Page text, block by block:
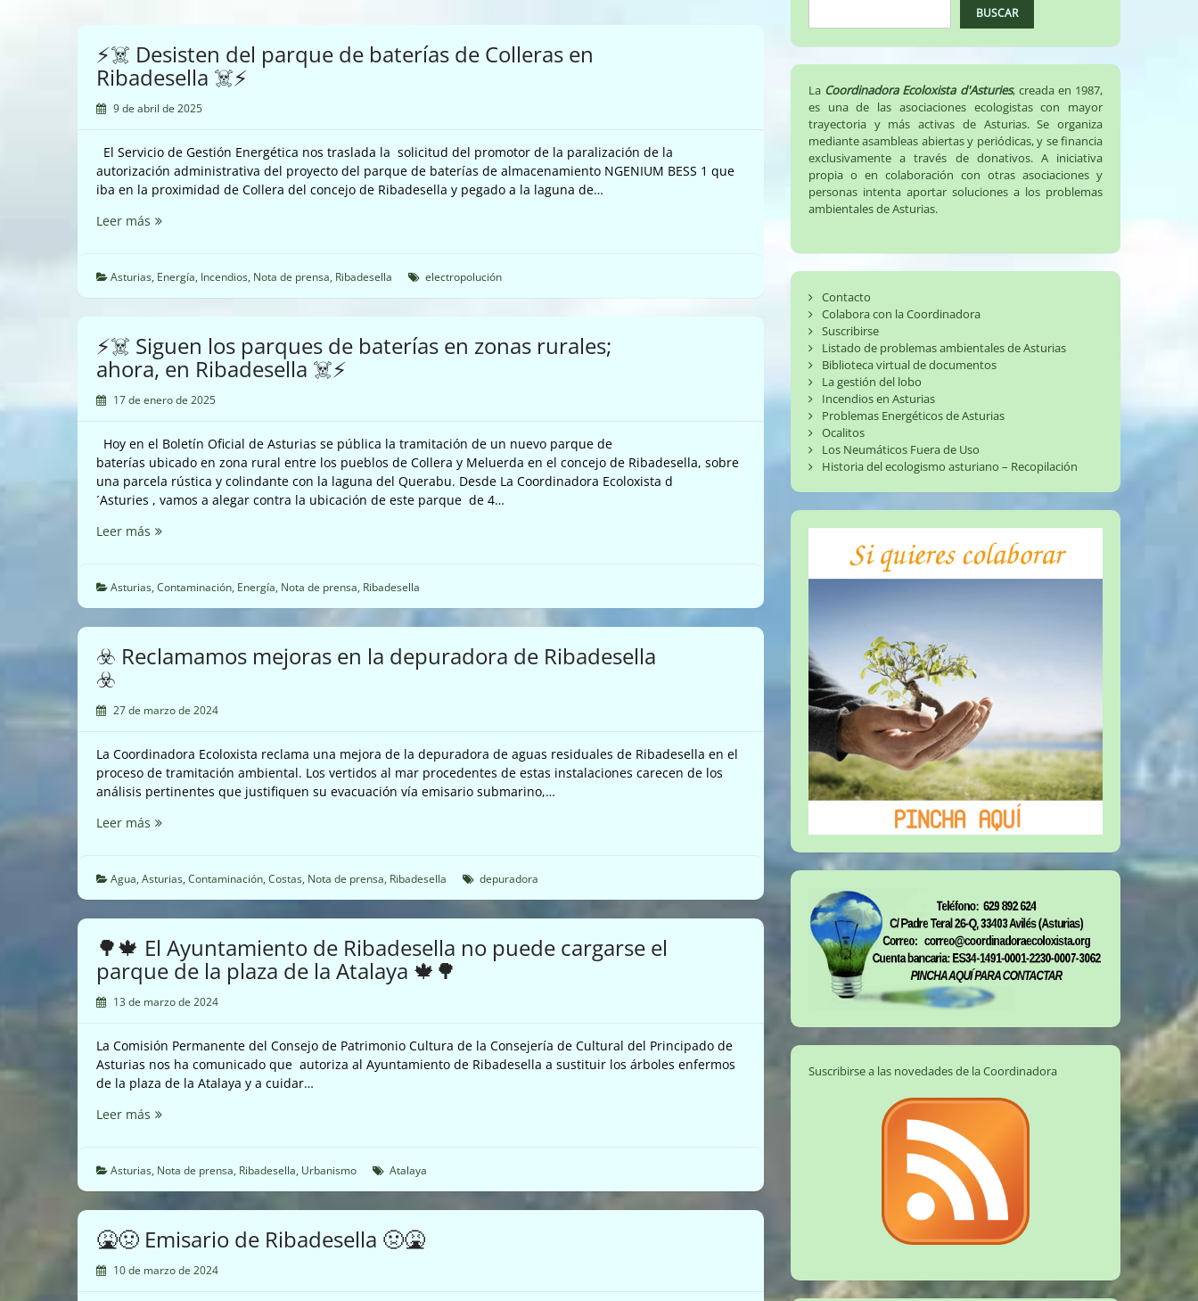
⚡☠️ Desisten del parque de baterías de Colleras en
Ribadesella ☠️⚡
9 de abril de 2025
El Servicio de Gestión Energética nos traslada la solicitud del promotor de la paralización de la
autorización administrativa del proyecto del parque de baterías de almacenamiento NGENIUM BESS 1 que
iba en la proximidad de Collera del concejo de Ribadesella y pegado a la laguna de…
Leer más ⚡☠️
parque
de
Colleras
en
☠️⚡
Asturias, Energía, Incendios, Nota de prensa, Ribadesella electropolución
⚡☠️ Siguen los parques de baterías en zonas rurales;
ahora, en Ribadesella ☠️⚡
17 de enero de 2025
Hoy en el Boletín Oficial de Asturias se pública la tramitación de un nuevo parque de
baterías ubicado en zona rural entre los pueblos de Collera y Meluerda en el concejo de Ribadesella, sobre
una parcela rústica y colindante con la laguna del Querabu. Desde La Coordinadora Ecoloxista d
´Asturies , vamos a alegar contra la ubicación de este parque de 4…
Leer más ⚡☠️
parques
de
baterías
zonas
en
☠️⚡
Asturias, Contaminación, Energía, Nota de prensa, Ribadesella
☣️ Reclamamos mejoras en la depuradora de Ribadesella
☣️
27 de marzo de 2024
La Coordinadora Ecoloxista reclama una mejora de la depuradora de aguas residuales de Ribadesella en el
proceso de tramitación ambiental. Los vertidos al mar procedentes de estas instalaciones carecen de los
análisis pertinentes que justifiquen su evacuación vía emisario submarino,…
Leer más ☣️
en
la
depuradora
Ribadesella
☣️
Agua, Asturias, Contaminación, Costas, Nota de prensa, Ribadesella depuradora
🌳🍁 El Ayuntamiento de Ribadesella no puede cargarse el
parque de la plaza de la Atalaya 🍁🌳
13 de marzo de 2024
La Comisión Permanente del Consejo de Patrimonio Cultura de la Consejería de Cultural del Principado de
Asturias nos ha comunicado que autoriza al Ayuntamiento de Ribadesella a sustituir los árboles enfermos
de la plaza de la Atalaya y a cuidar…
Leer más 🌳
Ayuntamiento
de
Ribadesella
puede
cargarse
Asturias, Nota de prensa, Ribadesella, Urbanismo Atalaya
🤮🤢 Emisario de Ribadesella 🤢🤮
10 de marzo de 2024
BUSCAR
La Coordinadora Ecoloxista d'Asturies, creada en 1987,
es una de las asociaciones ecologistas con mayor
trayectoria y más activas de Asturias. Se organiza
mediante asambleas abiertas y periódicas, y se financia
exclusivamente a través de donativos. A iniciativa
propia o en colaboración con otras asociaciones y
personas intenta aportar soluciones a los problemas
ambientales de Asturias.
Contacto
Colabora con la Coordinadora
Suscribirse
Listado de problemas ambientales de Asturias
Biblioteca virtual de documentos
La gestión del lobo
Incendios en Asturias
Problemas Energéticos de Asturias
Ocalitos
Los Neumáticos Fuera de Uso
Historia del ecologismo asturiano – Recopilación
Suscribirse a las novedades de la Coordinadora